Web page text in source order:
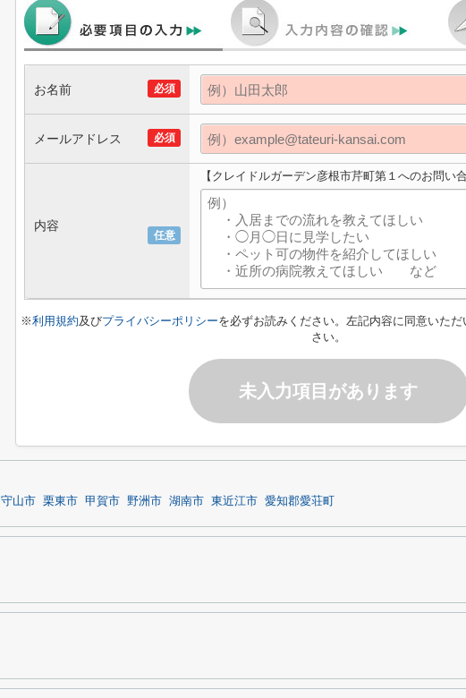
必須
お名前
必須
メールアドレス
任意
内容
【クレイドルガーデン彦根市芹町第１へのお問い合
※利用規約及びプライバシーポリシーを必ずお読みください。左記内容に同意いた
さい。
未入力項目があります
守山市 栗東市 甲賀市 野洲市 湖南市 東近江市 愛知郡愛荘町